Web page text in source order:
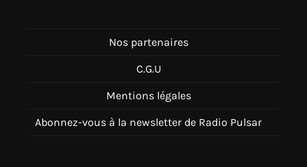
Nos partenaires
C.G.U
Mentions légales
Abonnez-vous à la newsletter de Radio Pulsar